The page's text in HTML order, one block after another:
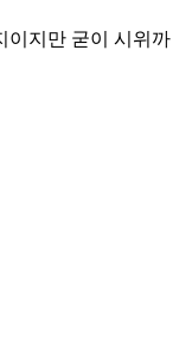
이지만 굳이 시위까